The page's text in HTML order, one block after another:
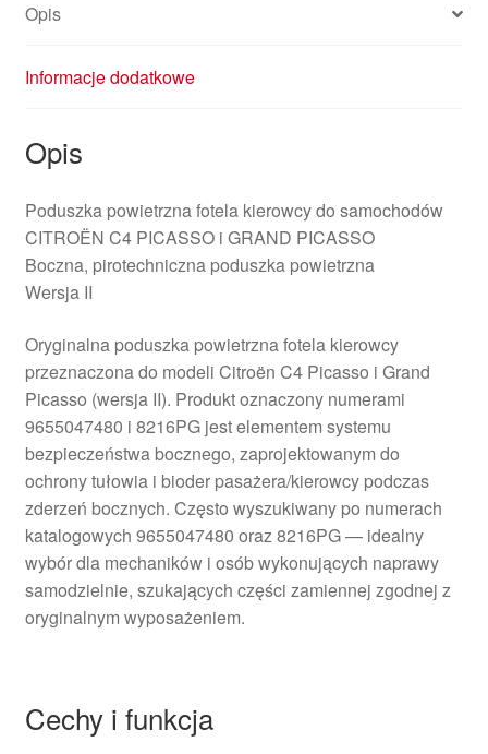
8216PG
Opis
Informacje dodatkowe
Opis
Poduszka powietrzna fotela kierowcy do samochodów
CITROËN C4 PICASSO i GRAND PICASSO
Boczna, pirotechniczna poduszka powietrzna
Wersja II
Oryginalna poduszka powietrzna fotela kierowcy
przeznaczona do modeli Citroën C4 Picasso i Grand
Picasso (wersja II). Produkt oznaczony numerami
9655047480 i 8216PG jest elementem systemu
bezpieczeństwa bocznego, zaprojektowanym do
ochrony tułowia i bioder pasażera/kierowcy podczas
zderzeń bocznych. Często wyszukiwany po numerach
katalogowych 9655047480 oraz 8216PG — idealny
wybór dla mechaników i osób wykonujących naprawy
samodzielnie, szukających części zamiennej zgodnej z
oryginalnym wyposażeniem.
Cechy i funkcja